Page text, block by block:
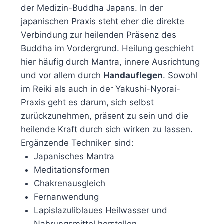
der Medizin-Buddha Japans. In der
japanischen Praxis steht eher die direkte
Verbindung zur heilenden Präsenz des
Buddha im Vordergrund. Heilung geschieht
hier häufig durch Mantra, innere Ausrichtung
und vor allem durch Handauflegen. Sowohl
im Reiki als auch in der Yakushi-Nyorai-
Praxis geht es darum, sich selbst
zurückzunehmen, präsent zu sein und die
heilende Kraft durch sich wirken zu lassen.
Ergänzende Techniken sind:
Japanisches Mantra
Meditationsformen
Chakrenausgleich
Fernanwendung
Lapislazuliblaues Heilwasser und